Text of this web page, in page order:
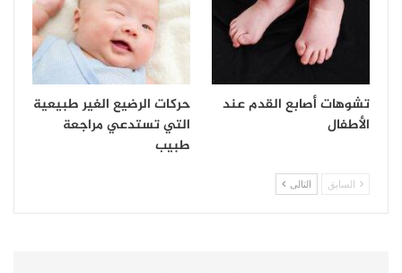
تشوهات أصابع القدم عند
الأطفال
حركات الرضيع الغير طبيعية
التي تستدعي مراجعة
طبيب
السابق التالى